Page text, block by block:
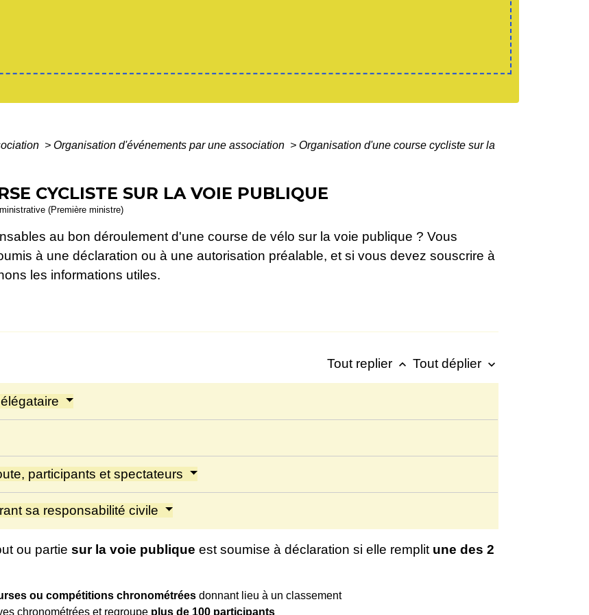
> Organisation d'événements par une association > Organisation d'une course cycliste sur la
CYCLISTE SUR LA VOIE PUBLIQUE
(Première ministre)
au bon déroulement d'une course de vélo sur la voie publique ? Vous
à une déclaration ou à une autorisation préalable, et si vous devez souscrire à
les informations utiles.
Tout replier keyboard_arrow_up Tout déplier keyboard_arrow_down
participants et spectateurs
sa responsabilité civile
ou partie sur la voie publique est soumise à déclaration si elle remplit une des 2
ou compétitions chronométrées donnant lieu à un classement
chronométrées et regroupe plus de 100 participants